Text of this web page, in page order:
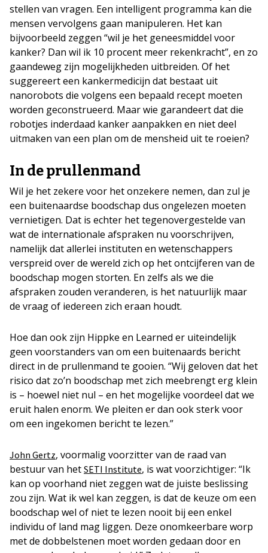
stellen van vragen. Een intelligent programma kan die
mensen vervolgens gaan manipuleren. Het kan
bijvoorbeeld zeggen “wil je het geneesmiddel voor
kanker? Dan wil ik 10 procent meer rekenkracht”, en zo
gaandeweg zijn mogelijkheden uitbreiden. Of het
suggereert een kankermedicijn dat bestaat uit
nanorobots die volgens een bepaald recept moeten
worden geconstrueerd. Maar wie garandeert dat die
robotjes inderdaad kanker aanpakken en niet deel
uitmaken van een plan om de mensheid uit te roeien?
In de prullenmand
Wil je het zekere voor het onzekere nemen, dan zul je
een buitenaardse boodschap dus ongelezen moeten
vernietigen. Dat is echter het tegenovergestelde van
wat de internationale afspraken nu voorschrijven,
namelijk dat allerlei instituten en wetenschappers
verspreid over de wereld zich op het ontcijferen van de
boodschap mogen storten. En zelfs als we die
afspraken zouden veranderen, is het natuurlijk maar
de vraag of iedereen zich eraan houdt.
Hoe dan ook zijn Hippke en Learned er uiteindelijk
geen voorstanders van om een buitenaards bericht
direct in de prullenmand te gooien. “Wij geloven dat het
risico dat zo’n boodschap met zich meebrengterg klein
is – hoewel niet nul – en het mogelijke voordeel dat we
eruit halen enorm. We pleiten er dan ook sterk voor
om een ingekomen bericht te lezen.”
John Gertz, voormalig voorzitter van de raad van
bestuur van het SETI Institute, is wat voorzichtiger: “Ik
kan op voorhand niet zeggen wat de juiste beslissing
zou zijn. Wat ik wel kan zeggen, is dat de keuze om een
boodschap wel of niet te lezen nooit bij een enkel
individu of land mag liggen. Deze onomkeerbare worp
met de dobbelstenen moetworden gedaan door en